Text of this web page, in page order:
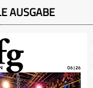
AUSGABE